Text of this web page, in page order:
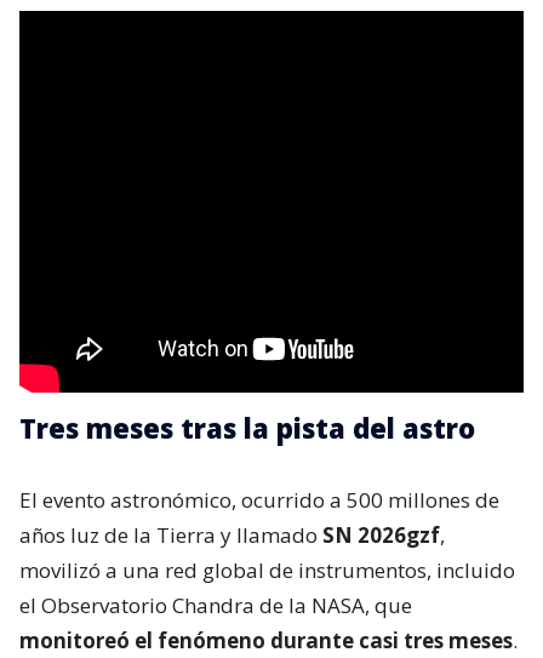
Tres meses tras la pista del astro
El evento astronómico, ocurrido a 500 millones de
años luz de la Tierra y llamado SN 2026gzf,
movilizó a una red global de instrumentos, incluido
el Observatorio Chandra de la NASA, que
monitoreó el fenómeno durante casi tres meses.